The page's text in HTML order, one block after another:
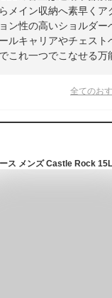
メイン収納へ素早くア
ン性の高いショルダー
ルキャリアやチェスト
これ一つでこなせる万
全てのお